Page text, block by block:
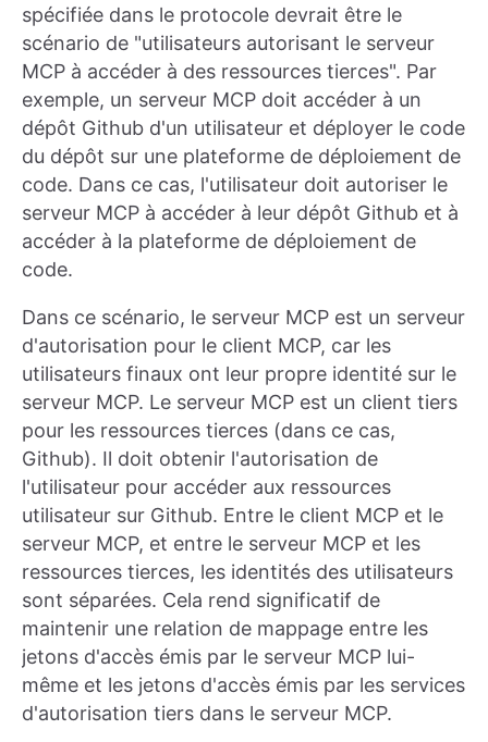
spécifiée dans le protocole devrait être le
scénario de "utilisateurs autorisant le serveur
MCP à accéder à des ressources tierces". Par
exemple, un serveur MCP doit accéder à un
dépôt Github d'un utilisateur et déployer le code
du dépôt sur une plateforme de déploiement de
code. Dans ce cas, l'utilisateur doit autoriser le
serveur MCP à accéder à leur dépôt Github et à
accéder à la plateforme de déploiement de
code.
Dans ce scénario, le serveur MCP est un serveur
d'autorisation pour le client MCP, car les
utilisateurs finaux ont leur propre identité sur le
serveur MCP. Le serveur MCP est un client tiers
pour les ressources tierces (dans ce cas,
Github). Il doit obtenir l'autorisation de
l'utilisateur pour accéder aux ressources
utilisateur sur Github. Entre le client MCP et le
serveur MCP, et entre le serveur MCP et les
ressources tierces, les identités des utilisateurs
sont séparées. Cela rend significatif de
maintenir une relation de mappage entre les
jetons d'accès émis par le serveur MCP lui-
même et les jetons d'accès émis par les services
d'autorisation tiers dans le serveur MCP.